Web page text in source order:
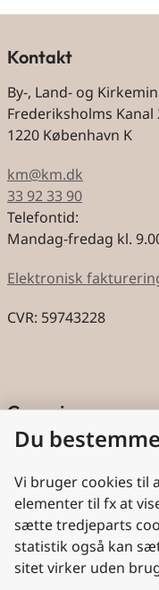
Kontakt
By-, Land- og
Frederiksholms Kanal
1220 København K
km@km.dk
33 92 33 90
Telefontid:
Mandag-fredag kl.
Elektronisk
CVR: 59743228
Genveje
Cookies
Aktindsigt
Nyttige links
Du
Vi bruger cookies til
elementer til fx at
sætte tredjeparts
statistik også kan
sitet virker uden